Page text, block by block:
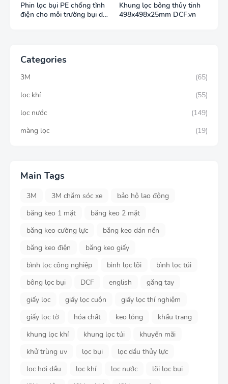
Phin lọc bụi PE chống tĩnh
điện cho môi trường bụi dễ
Khung lọc bông thủy tinh
498x498x25mm DCF.vn
Categories
3M
(65)
lọc khí
(55)
lọc nước
(149)
màng lọc
(19)
Main Tags
3M 3M chăm sóc xe
bảo hộ lao động
băng keo 1 mặt
băng keo 2 mặt
băng keo cường lực
băng keo dán nền
băng keo điện
băng keo giấy
bình lọc công nghiệp
bình lọc lõi
bình lọc túi
bông lọc bụi
DCF english
găng tay
giấy lọc
giấy lọc cuộn
giấy lọc thí nghiệm
giấy lọc tờ
hóa chất keo lỏng
khẩu trang
khung lọc khí
khung lọc túi
khuyến mãi
khử trùng uv
lọc bụi
lọc dầu thủy lực
lọc hơi dầu
lọc khí lọc nước
lõi lọc bụi